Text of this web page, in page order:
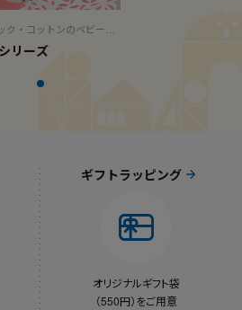
ク・コットンのベビー用
リーズ
ギフトラッピング
オリジナルギフト袋
（550円）をご用意